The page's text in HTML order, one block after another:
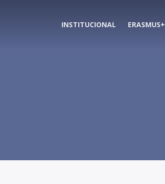
INSTITUCIONAL ERASMUS+